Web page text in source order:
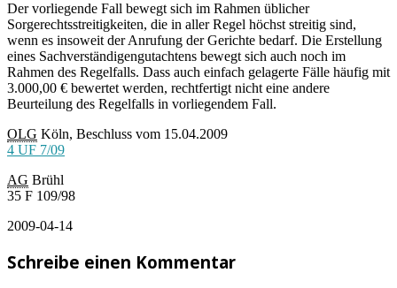
Der vorliegende Fall bewegt sich im Rahmen üblicher
Sorgerechtsstreitigkeiten, die in aller Regel höchst streitig sind,
wenn es insoweit der Anrufung der Gerichte bedarf. Die Erstellung
eines Sachverständigengutachtens bewegt sich auch noch im
Rahmen des Regelfalls. Dass auch einfach gelagerte Fälle häufig mit
3.000,00 € bewertet werden, rechtfertigt nicht eine andere
Beurteilung des Regelfalls in vorliegendem Fall.
OLG Köln, Beschluss vom 15.04.2009
4 UF 7/09
AG Brühl
35 F 109/98
2009-04-14
Schreibe einen Kommentar